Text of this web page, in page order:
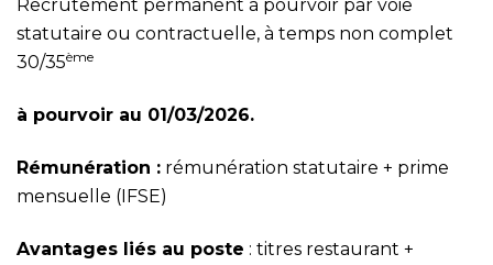
Recrutement permanent à pourvoir par voie
statutaire ou contractuelle, à temps non complet
30/35ème
à pourvoir au 01/03/2026.
Rémunération : rémunération statutaire + prime
mensuelle (IFSE)
Avantages liés au poste : titres restaurant +